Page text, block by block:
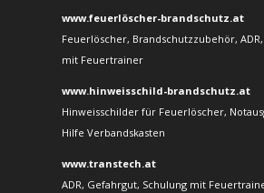
www.feuerlöscher-brandschutz.at
Feuerlöscher, Brandschutzzubehör,
mit Feuertrainer
www.hinweisschild-brandschutz.at
Hinweisschilder für Feuerlöscher,
Hilfe Verbandskasten
www.transtech.at
ADR, Gefahrgut, Schulung mit